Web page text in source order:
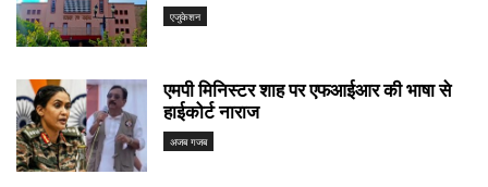
एजुकेशन
एमपी मिनिस्टर शाह पर एफआईआर की भाषा से
हाईकोर्ट नाराज
अजब गजब